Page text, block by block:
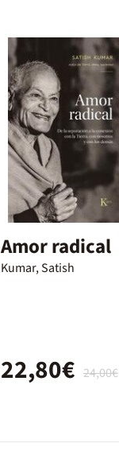
Amor radical
Kumar, Satish
24,00€
22,80€